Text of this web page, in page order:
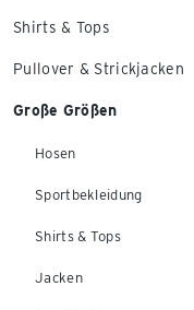
Shirts & Tops
Pullover & Strickjacken
Große Größen
Hosen
Sportbekleidung
Shirts & Tops
Jacken